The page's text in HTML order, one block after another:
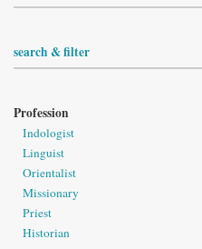
search & filter
Profession
Indologist
Linguist
Orientalist
Missionary
Priest
Historian